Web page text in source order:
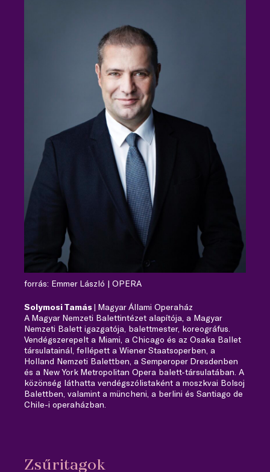
forrás: Emmer László | OPERA
Solymosi Tamás | Magyar Állami Operaház
A Magyar Nemzeti Balettintézet alapítója, a Magyar
Nemzeti Balett igazgatója, balettmester, koreográfus.
Vendégszerepelt a Miami, a Chicago és az Osaka Ballet
társulatainál, fellépett a Wiener Staatsoperben, a
Holland Nemzeti Balettben, a Semperoper Dresdenben
és a New York Metropolitan Opera balett-társulatában. A
közönség láthatta vendégszólistaként a moszkvai Bolsoj
Balettben, valamint a müncheni, a berlini és Santiago de
Chile-i operaházban.
Zsűritagok